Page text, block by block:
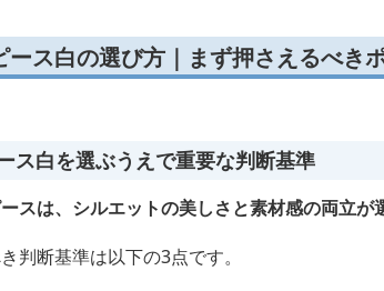
ース白の選び方｜まず押さえるべき
ス白を選ぶうえで重要な判断基準
スは、シルエットの美しさと素材感の両立が
判断基準は以下の3点です。